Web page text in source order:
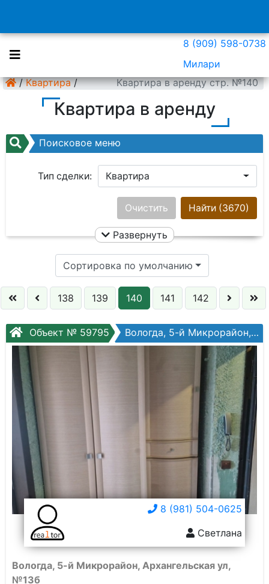
8 (909) 598-0738
Милари
/ Квартира / Квартира в аренду стр. №140
Квартира в аренду
Поисковое меню
Тип сделки: Квартира
Ничего не выбрано
Цена:
Кол. комнат:
Этаж:
Слово:
Найти (3670)
Очистить
Развернуть
Сортировка по умолчанию
138 139 140 141 142
Объект № 59795 Вологда, 5-й Микрорайон, Архангельская ул, №13б
8 (981) 504-0625
Светлана
Вологда, 5-й Микрорайон, Архангельская ул,
№13б